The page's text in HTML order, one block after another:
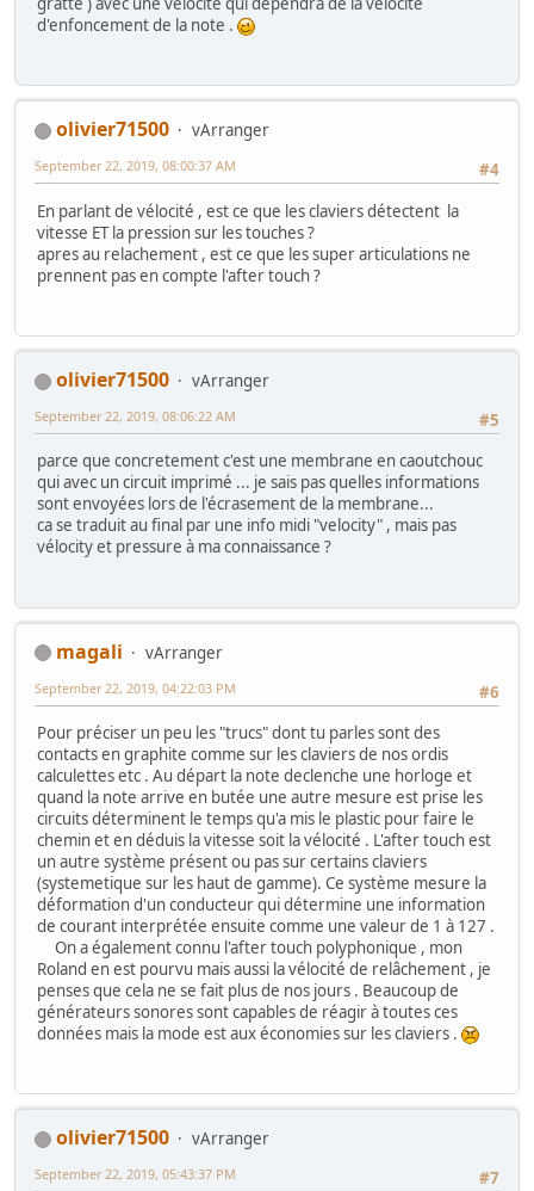
d'enfoncement de la note .
olivier71500
vArranger
#4
September 22, 2019, 08:00:37 AM
En parlant de vélocité , est ce que les claviers détectent la
vitesse ET la pression sur les touches ?
apres au relachement , est ce que les super articulations ne
prennent pas en compte l'after touch ?
olivier71500
vArranger
#5
September 22, 2019, 08:06:22 AM
parce que concretement c'est une membrane en caoutchouc
qui avec un circuit imprimé ... je sais pas quelles informations
sont envoyées lors de l'écrasement de la membrane...
ca se traduit au final par une info midi "velocity" , mais pas
vélocity et pressure à ma connaissance ?
magali
vArranger
#6
September 22, 2019, 04:22:03 PM
Pour préciser un peu les "trucs" dont tu parles sont des
contacts en graphite comme sur les claviers de nos ordis
calculettes etc . Au départ la note declenche une horloge et
quand la note arrive en butée une autre mesure est prise les
circuits déterminent le temps qu'a mis le plastic pour faire le
chemin et en déduis la vitesse soit la vélocité . L'after touch est
un autre système présent ou pas sur certains claviers
(systemetique sur les haut de gamme). Ce système mesure la
déformation d'un conducteur qui détermine une information
de courant interprétée ensuite comme une valeur de 1 à 127 .
On a également connu l'after touch polyphonique , mon
Roland en est pourvu mais aussi la vélocité de relâchement , je
penses que cela ne se fait plus de nos jours . Beaucoup de
générateurs sonores sont capables de réagir à toutes ces
données mais la mode est aux économies sur les claviers .
olivier71500
vArranger
#7
September 22, 2019, 05:43:37 PM